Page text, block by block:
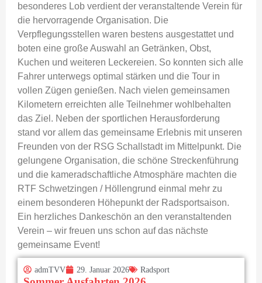
besonderes Lob verdient der veranstaltende Verein für
die hervorragende Organisation. Die
Verpflegungsstellen waren bestens ausgestattet und
boten eine große Auswahl an Getränken, Obst,
Kuchen und weiteren Leckereien. So konnten sich alle
Fahrer unterwegs optimal stärken und die Tour in
vollen Zügen genießen. Nach vielen gemeinsamen
Kilometern erreichten alle Teilnehmer wohlbehalten
das Ziel. Neben der sportlichen Herausforderung
stand vor allem das gemeinsame Erlebnis mit unseren
Freunden von der RSG Schallstadt im Mittelpunkt. Die
gelungene Organisation, die schöne Streckenführung
und die kameradschaftliche Atmosphäre machten die
RTF Schwetzingen / Höllengrund einmal mehr zu
einem besonderen Höhepunkt der Radsportsaison.
Ein herzliches Dankeschön an den veranstaltenden
Verein – wir freuen uns schon auf das nächste
gemeinsame Event!
admTVV 29. Januar 2026 Radsport